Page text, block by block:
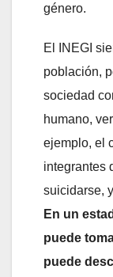
género.
El INEGI
población,
sociedad
humano,
ejemplo, el
integrantes
suicidarse,
En un
puede
puede